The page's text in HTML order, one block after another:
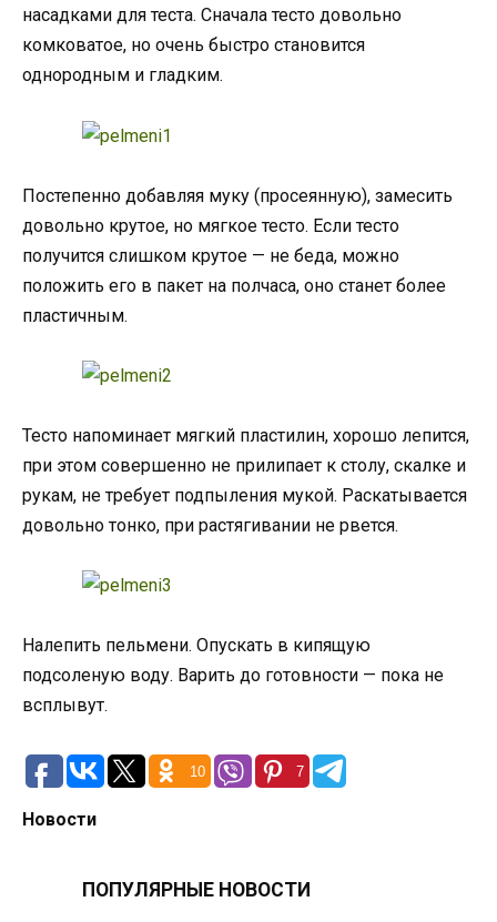
насадками для теста. Сначала тесто довольно
комковатое, но очень быстро становится
однородным и гладким.
Постепенно добавляя муку (просеянную), замесить
довольно крутое, но мягкое тесто. Если тесто
получится слишком крутое — не беда, можно
положить его в пакет на полчаса, оно станет более
пластичным.
Тесто напоминает мягкий пластилин, хорошо лепится,
при этом совершенно не прилипает к столу, скалке и
рукам, не требует подпыления мукой. Раскатывается
довольно тонко, при растягивании не рвется.
Налепить пельмени. Опускать в кипящую
подсоленую воду. Варить до готовности — пока не
всплывут.
10 7
Новости
ПОПУЛЯРНЫЕ НОВОСТИ